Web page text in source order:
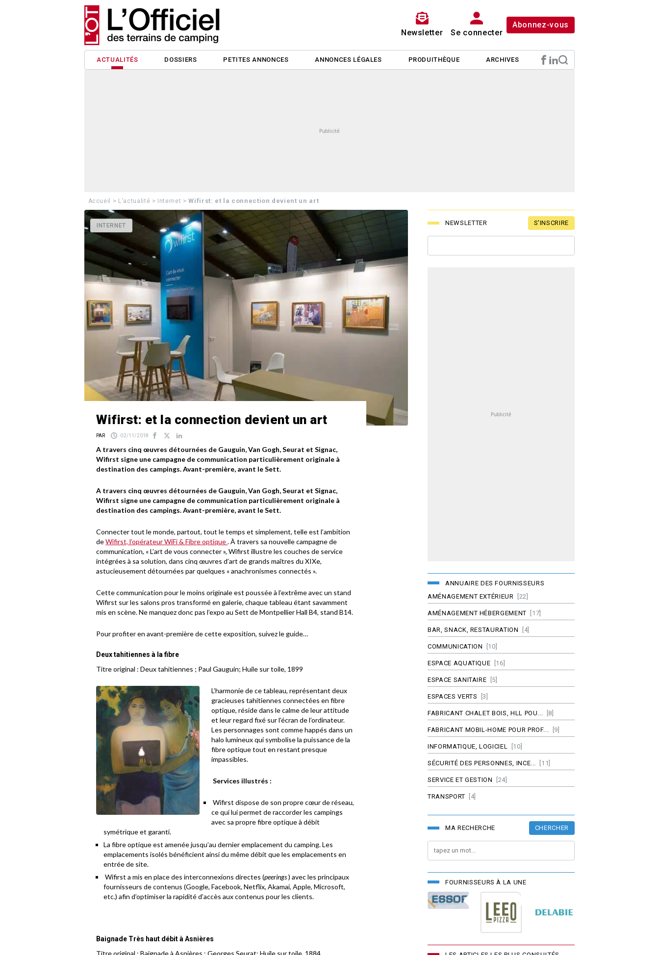
Newsletter Se connecter
Abonnez-vous
ACTUALITÉS DOSSIERS PETITES ANNONCES ANNONCES LÉGALES PRODUITHÈQUE ARCHIVES
Accueil > L'actualité > Internet >Wifirst: et la connection devient un art
INTERNET
Wifirst: et la connection devient un art
PAR 02/11/2018
A travers cinq œuvres détournées de Gauguin, Van Gogh, Seurat et Signac,
Wifirst signe une campagne de communication particulièrement originale à
destination des campings. Avant-première, avant le Sett.
A travers cinq œuvres détournées de Gauguin, Van Gogh, Seurat et Signac,
Wifirst signe une campagne de communication particulièrement originale à
destination des campings. Avant-première, avant le Sett.
Connecter tout le monde, partout, tout le temps et simplement, telle est l’ambition
deWifirst, l’opérateur WiFi & Fibre optique. À travers sa nouvelle campagne de
communication, « L’art de vous connecter », Wifirst illustre les couches de service
intégrées à sa solution, dans cinq œuvres d’art de grands maîtres du XIXe,
astucieusement détournées par quelques « anachronismes connectés ».
Cette communication pour le moins originale est poussée à l’extrême avec un stand
Wifirst sur les salons pros transformé en galerie, chaque tableau étant savamment
mis en scène. Ne manquez donc pas l’expo au Sett de Montpellier Hall B4, stand B14.
Pour profiter en avant-première de cette exposition, suivez le guide…
Deux tahitiennes à la fibre
Titre original : Deux tahitiennes ; Paul Gauguin; Huile sur toile, 1899
L’harmonie de ce tableau, représentant deux
gracieuses tahitiennes connectées en fibre
optique, réside dans le calme de leur attitude
et leur regard fixé sur l’écran de l’ordinateur.
Les personnages sont comme happés dans un
halo lumineux qui symbolise la puissance de la
fibre optique tout en restant presque
impassibles.
Services illustrés :
Wifirst dispose de son propre cœur de réseau,
ce qui lui permet de raccorder les campings
avec sa propre fibre optique à débit
symétrique et garanti.
La fibre optique est amenée jusqu’au dernier emplacement du camping. Les
emplacements isolés bénéficient ainsi du même débit que les emplacements en
entrée de site.
Wifirst a mis en place des interconnexions directes (peerings) avec les principaux
fournisseurs de contenus (Google, Facebook, Netflix, Akamai, Apple, Microsoft,
etc.) afin d’optimiser la rapidité d’accès aux contenus pour les clients.
Baignade Très haut débit à Asnières
Titre original : Baignade à Asnières ; Georges Seurat; Huile sur toile, 1884
NEWSLETTER S'INSCRIRE
ANNUAIRE DES FOURNISSEURS
AMÉNAGEMENT EXTÉRIEUR
[22]
AMÉNAGEMENT HÉBERGEMENT [17]
BAR, SNACK, RESTAURATION [4]
COMMUNICATION [10]
ESPACE AQUATIQUE [16]
ESPACE SANITAIRE [5]
ESPACES VERTS [3]
FABRICANT CHALET BOIS, HLL POU... [8]
FABRICANT MOBIL-HOME POUR PROF... [9]
INFORMATIQUE, LOGICIEL [10]
SÉCURITÉ DES PERSONNES, INCE... [11]
SERVICE ET GESTION [24]
TRANSPORT [4]
MA RECHERCHE CHERCHER
FOURNISSEURS À LA UNE